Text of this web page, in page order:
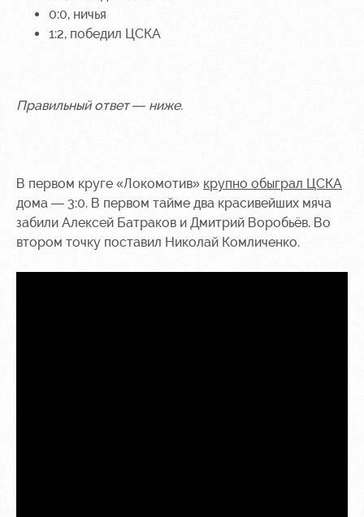
0:0, ничья
1:2, победил ЦСКА
Правильный ответ — ниже.
В первом круге «Локомотив» крупно обыграл ЦСКА
дома — 3:0. В первом тайме два красивейших мяча
забили Алексей Батраков и Дмитрий Воробьёв. Во
втором точку поставил Николай Комличенко.